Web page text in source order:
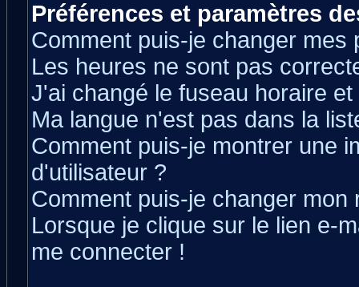
Préférences et paramètres
Comment puis-je changer mes
Les heures ne sont pas
J'ai changé le fuseau horaire
Ma langue n'est pas dans la
Comment puis-je montrer une
d'utilisateur ?
Comment puis-je changer mon
Lorsque je clique sur le lien e-
me connecter !